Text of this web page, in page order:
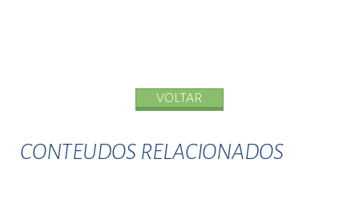
VOLTAR
CONTEUDOS RELACIONADOS